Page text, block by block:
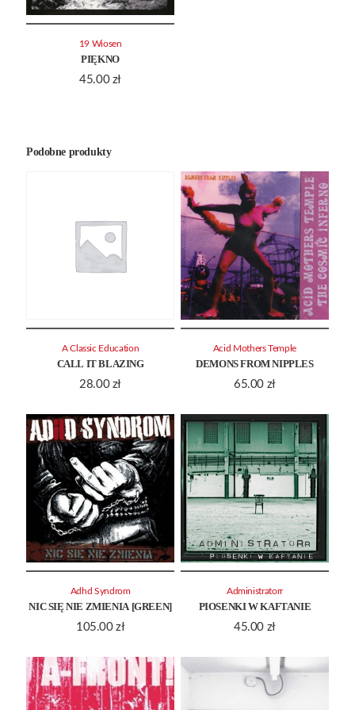
PIĘKNO
45.00 zł
19 Wiosen
Podobne produkty
CALL IT BLAZING
28.00 zł
A Classic Education
DEMONS FROM NIPPLES
65.00 zł
Acid Mothers Temple
NIC SIĘ NIE ZMIENIA [GREEN]
105.00 zł
Adhd Syndrom
PIOSENKI W KAFTANIE
45.00 zł
Administratorr